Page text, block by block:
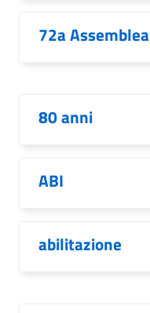
72a Assemblea
80 anni
ABI
abilitazione